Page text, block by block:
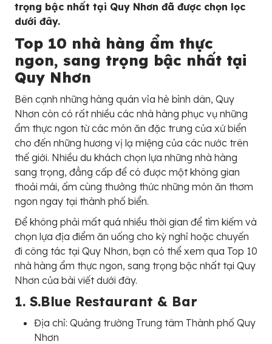
trọng bậc nhất tại Quy Nhơn đã được chọn lọc
dưới đây.
Top 10 nhà hàng ẩm thực
ngon, sang trọng bậc nhất tại
Quy Nhơn
Bên cạnh những hàng quán vỉa hè bình dân, Quy
Nhơn còn có rất nhiều các nhà hàng phục vụ những
ẩm thực ngon từ các món ăn đặc trưng của xứ biển
cho đến những hương vị lạ miệng của các nước trên
thế giới. Nhiều du khách chọn lựa những nhà hàng
sang trọng, đẳng cấp để có được một không gian
thoải mái, ấm cùng thưởng thức những món ăn thơm
ngon ngay tại thành phố biển.
Để không phải mất quá nhiều thời gian để tìm kiếm và
chọn lựa địa điểm ăn uống cho kỳ nghỉ hoặc chuyến
đi công tác tại Quy Nhơn, bạn có thể xem qua Top 10
nhà hàng ẩm thực ngon, sang trọng bậc nhất tại Quy
Nhơn của bài viết dưới đây.
1. S.Blue Restaurant & Bar
Địa chỉ: Quảng trường Trung tâm Thành phố Quy
Nhơn